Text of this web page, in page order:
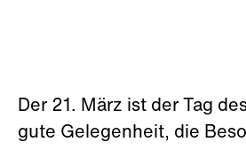
Der 21. März ist der Tag
gute Gelegenheit, die